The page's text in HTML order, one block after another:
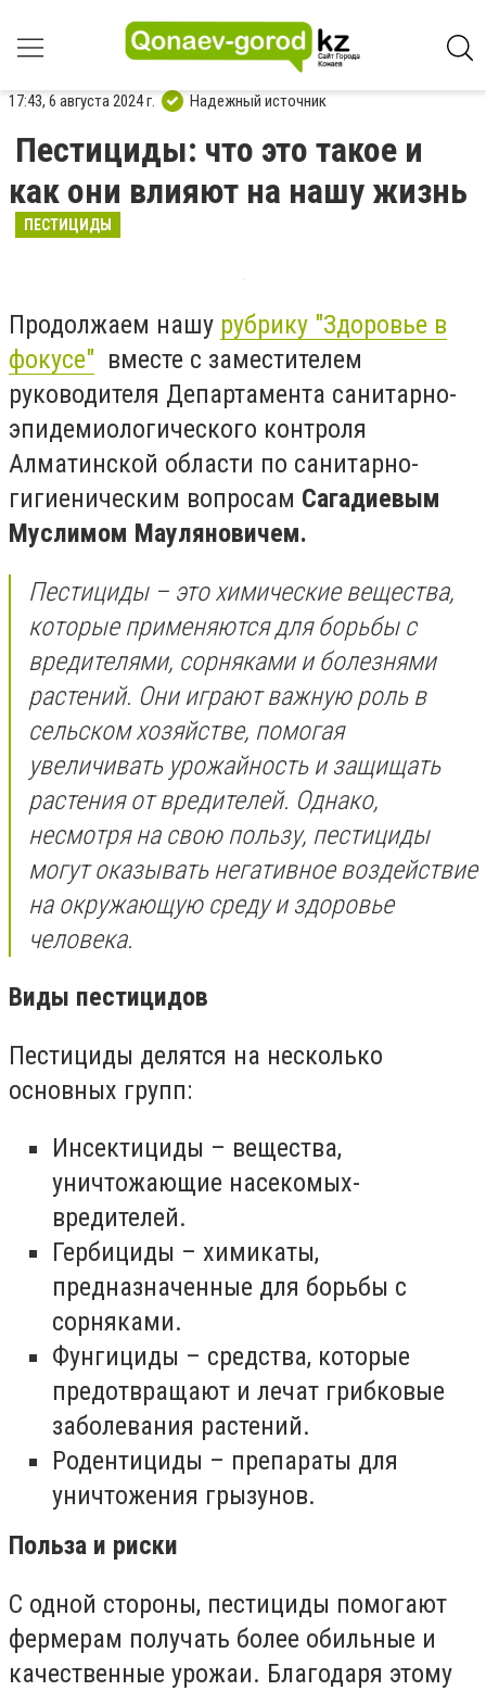
17:43, 6 августа 2024 г. Надежный источник
Пестициды: что это такое и
как они влияют на нашу жизнь
ПЕСТИЦИДЫ
Продолжаем нашу рубрику "Здоровье в
фокусе" вместе с заместителем
руководителя Департамента санитарно-
эпидемиологического контроля
Алматинской области по санитарно-
гигиеническим вопросам Сагадиевым
Муслимом Мауляновичем.
Пестициды – это химические вещества,
которые применяются для борьбы с
вредителями, сорняками и болезнями
растений. Они играют важную роль в
сельском хозяйстве, помогая
увеличивать урожайность и защищать
растения от вредителей. Однако,
несмотря на свою пользу, пестициды
могут оказывать негативное воздействие
на окружающую среду и здоровье
человека.
​Виды пестицидов
Пестициды делятся на несколько
основных групп:
Инсектициды – вещества,
уничтожающие насекомых-
вредителей.
Гербициды – химикаты,
предназначенные для борьбы с
сорняками.
Фунгициды – средства, которые
предотвращают и лечат грибковые
заболевания растений.
Родентициды – препараты для
уничтожения грызунов.
Польза и риски
С одной стороны, пестициды помогают
фермерам получать более обильные и
качественные урожаи. Благодаря этому